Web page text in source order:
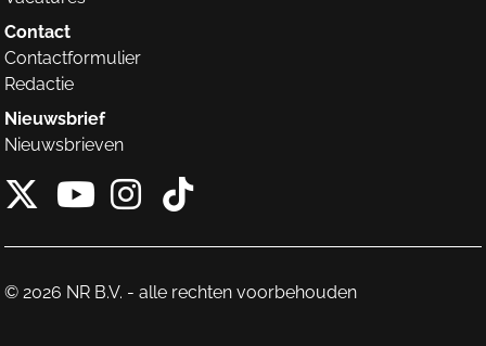
Contact
Contactformulier
Redactie
Nieuwsbrief
Nieuwsbrieven
X van NieuwRechts
Instagram van
Tiktok van
© 2026 NR B.V. - alle rechten voorbehouden